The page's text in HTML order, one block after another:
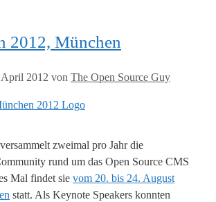
2012, München
April 2012 von The Open Source Guy
versammelt zweimal pro Jahr die
rund um das Open Source CMS
Mal findet sie vom 20. bis 24. August
statt. Als Keynote Speakers konnten